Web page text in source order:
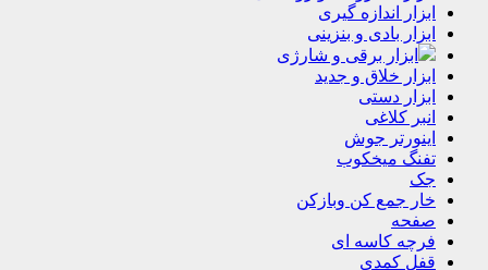
ابزار اندازه گیری
ابزار بادی و بنزینی
ابزار برقی و شارژی
ابزار خلاق و جدید
ابزار دستی
انبر کلاغی
اینورتر جوش
تفنگ میخکوب
جک
خار جمع کن وبازکن
صفحه
فرچه کاسه ای
قفل کمدی